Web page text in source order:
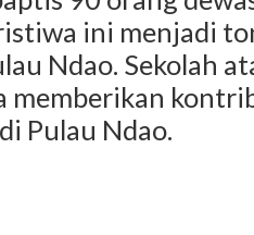
ini menjadi
Ndao. Sekolah
memberikan
Pulau Ndao.